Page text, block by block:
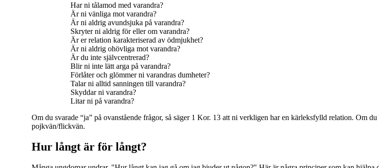
Har ni tålamod med varandra?
Är ni vänliga mot varandra?
Är ni aldrig avundsjuka på varandra?
Skryter ni aldrig för eller om varandra?
Är er relation karakteriserad av ödmjukhet?
Är ni aldrig ohövliga mot varandra?
Är du inte självcentrerad?
Blir ni inte lätt arga på varandra?
Förlåter och glömmer ni varandras dumheter?
Talar ni alltid sanningen till varandra?
Skyddar ni varandra?
Litar ni på varandra?
Om du svarade “ja” på ovanstående frågor, så säger 1 Kor. 13 att ni verkligen har en kärleksfylld relation. Om
pojkvän/flickvän.
Hur långt är för långt?